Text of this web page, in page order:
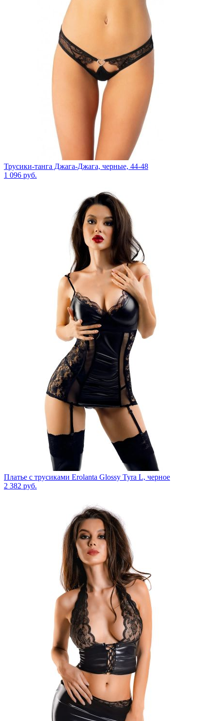
Трусики-танга Джага-Джага, черные, 44-48
1 096 руб.
Платье с трусиками Erolanta Glossy Tyra L, черное
2 382 руб.